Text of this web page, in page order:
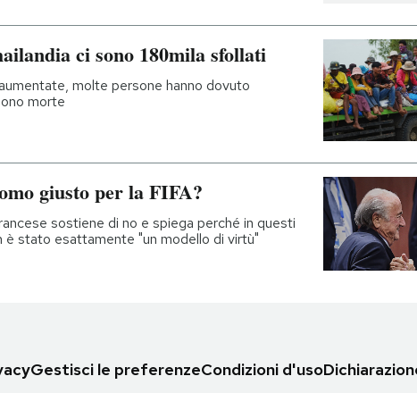
ci sono 180mila sfollati
molte persone hanno dovuto
morte
giusto per la FIFA?
sostiene di no e spiega perché in questi
è stato esattamente "un modello di virtù"
Gestisci le preferenzeCondizioni d'uso